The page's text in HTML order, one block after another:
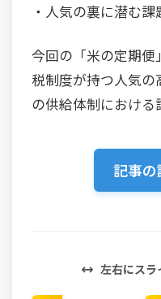
・人気の裏に潜む
今回の「米の定期
税制度が持つ人気
の供給体制におけ
記事の
左右にスラ